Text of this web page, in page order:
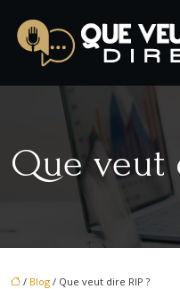
Que veut
/ Blog / Que veut dire RIP ?